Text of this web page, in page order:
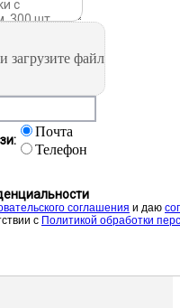
загрузите файл
Почта
Телефон
соглашения и даю
с Политикой обработки